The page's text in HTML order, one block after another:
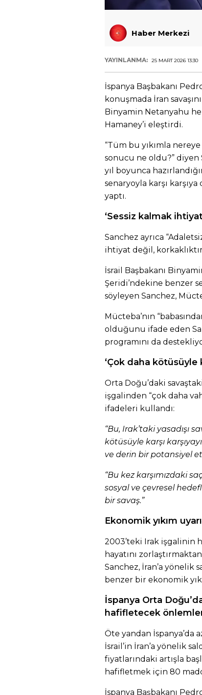
Haber Merkezi
YAYINLANMA: 25 MART 2026 13:30
İspanya Başbakanı
konuşmada İran
Binyamin Netanyahu
Hamaney’i eleştirdi.
“Tüm bu yıkımla
sonucu ne oldu?” diyen
yıl boyunca
senaryoyla karşı
yaptı.
‘Sessiz kalmak
Sanchez ayrıca
ihtiyat değil,
İsrail Başbakanı
Şeridi’ndekine benzer
söyleyen Sanchez,
Mücteba’nın
olduğunu ifade eden
programını da
‘Çok daha kötüsüyle
Orta Doğu’daki
işgalinden “çok daha
ifadeleri kullandı:
“Bu, Irak’taki yasadışı
kötüsüyle karşı
ve derin bir potansiyel
“Bu kez karşımızdaki
sosyal ve çevresel
bir savaş.”
Ekonomik yıkım
2003’teki Irak işgalinin
hayatını
Sanchez, İran’a yönelik
benzer bir ekonomik
İspanya Orta
hafifletecek
Öte yandan İspanya’da
İsrail’in İran’a yönelik
fiyatlarındaki artışla
hafifletmek için 80
İspanya Başbakanı